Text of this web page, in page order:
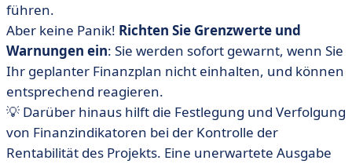
führen.
Aber keine Panik! Richten Sie Grenzwerte und
Warnungen ein: Sie werden sofort gewarnt, wenn Sie
Ihr geplanter Finanzplan nicht einhalten, und können
entsprechend reagieren.
💡 Darüber hinaus hilft die Festlegung und Verfolgung
von Finanzindikatoren bei der Kontrolle der
Rentabilität des Projekts. Eine unerwartete Ausgabe